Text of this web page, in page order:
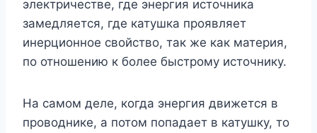
электричестве, где энергия источника
замедляется, где катушка проявляет
инерционное свойство, так же как материя,
по отношению к более быстрому источнику.
На самом деле, когда энергия движется в
проводнике, а потом попадает в катушку, то